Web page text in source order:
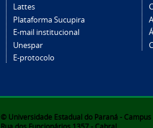
Lattes
Plataforma Sucupira
E-mail institucional
Unespar
E-protocolo
© Universidade Estadual do Paraná -